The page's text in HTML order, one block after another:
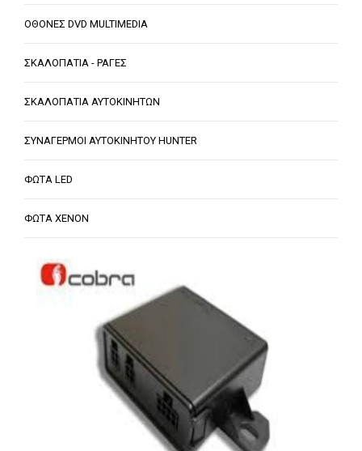
ΟΘΟΝΕΣ DVD MULTIMEDIA
ΣΚΑΛΟΠΑΤΙΑ - ΡΑΓΕΣ
ΣΚΑΛΟΠΑΤΙΑ ΑΥΤΟΚΙΝΗΤΩΝ
ΣΥΝΑΓΕΡΜΟΙ ΑΥΤΟΚΙΝΗΤΟΥ HUNTER
ΦΩΤΑ LED
ΦΩΤΑ XENON